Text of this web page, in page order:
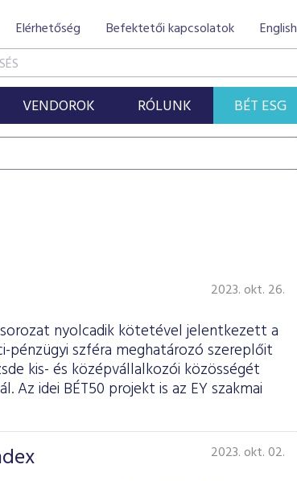
Elérhetőség Befektetői kapcsolatok English
VENDOROK RÓLUNK BÉT ESG
2023. okt. 26.
nyolcadik kötetével jelentkezett a
pénzügyi szféra meghatározó szereplőit
kis- és középvállalkozói közösségét
Az idei BÉT50 projekt is az EY szakmai
2023. okt. 02.